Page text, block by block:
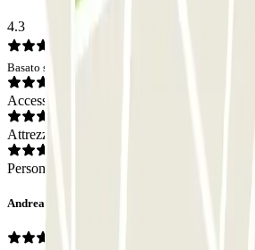
4.3
Basato su 28 opinioni
Accesso
Attrezzatura
Personale
Andrea